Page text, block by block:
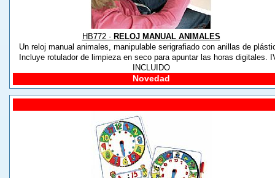
HB772 · RELOJ MANUAL ANIMALES
Un reloj manual animales, manipulable serigrafiado con anillas de
Incluye rotulador de limpieza en seco para apuntar las horas digitales.
INCLUIDO
Novedad